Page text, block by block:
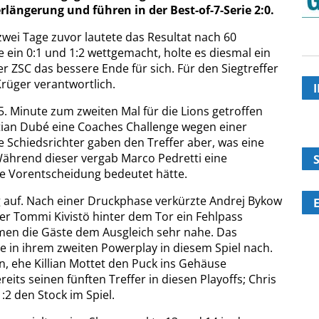
und führen in der Best-of-7-Serie 2:0.
Tage zuvor lautete das Resultat nach 60
0:1 und 1:2 wettgemacht, holte es diesmal ein
ZSC das bessere Ende für sich. Für den Siegtreffer
verantwortlich.
Minute zum zweiten Mal für die Lions getroffen
Dubé eine Coaches Challenge wegen einer
gaben den Treffer aber, was eine
dieser vergab Marco Pedretti eine
Vorentscheidung bedeutet hätte.
Nach einer Druckphase verkürzte Andrej Bykow
Tommi Kivistö hinter dem Tor ein Fehlpass
die Gäste dem Ausgleich sehr nahe. Das
in ihrem zweiten Powerplay in diesem Spiel nach.
ehe Killian Mottet den Puck ins Gehäuse
seinen fünften Treffer in diesen Playoffs; Chris
den Stock im Spiel.